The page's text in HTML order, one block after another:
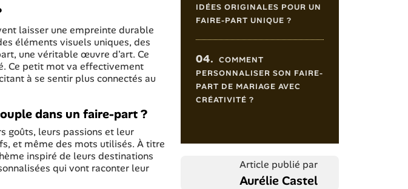
laisser une empreinte durable
éléments visuels uniques, des
une véritable œuvre d'art. Ce
Ce petit mot va effectivement
à se sentir plus connectés au
dans un faire-part ?
goûts, leurs passions et leur
et même des mots utilisés. À titre
inspiré de leurs destinations
qui vont raconter leur
IDÉES ORIGINALES POUR UN
FAIRE-PART UNIQUE ?
04. COMMENT
PERSONNALISER SON FAIRE-
PART DE MARIAGE AVEC
CRÉATIVITÉ ?
Article publié par
Aurélie Castel